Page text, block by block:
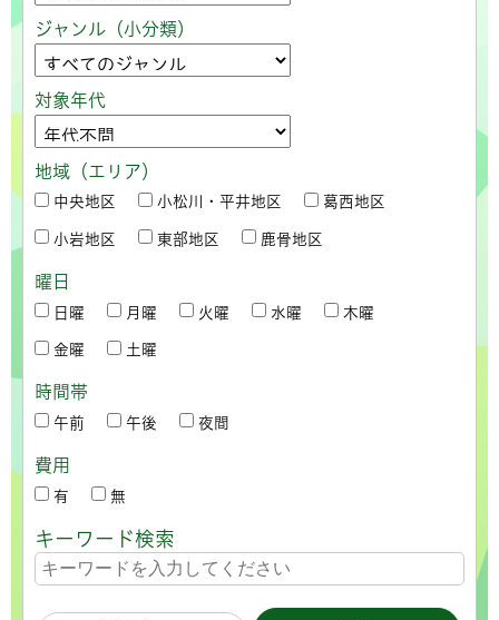
ジャンル（小分類）
対象年代
地域（エリア）
中央地区 小松川・平井地区 葛西地区
小岩地区 東部地区 鹿骨地区
曜日
日曜 月曜 火曜 水曜 木曜
金曜 土曜
時間帯
午前 午後 夜間
費用
有 無
キーワード検索